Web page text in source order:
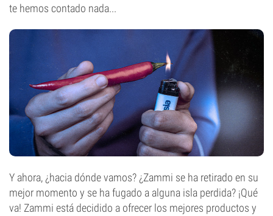
te hemos contado nada...
Y ahora, ¿hacia dónde vamos? ¿Zammi se ha retirado en su
mejor momento y se ha fugado a alguna isla perdida? ¡Qué
va! Zammi está decidido a ofrecer los mejores productos y